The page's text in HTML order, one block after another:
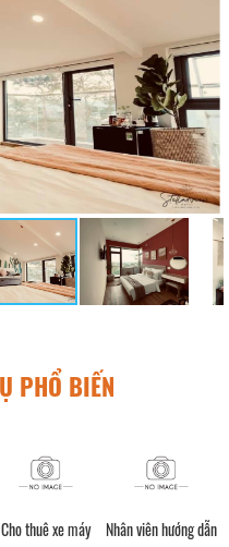
PHỔ BIẾN
Nhân viên hướng dẫn Dịch vụ